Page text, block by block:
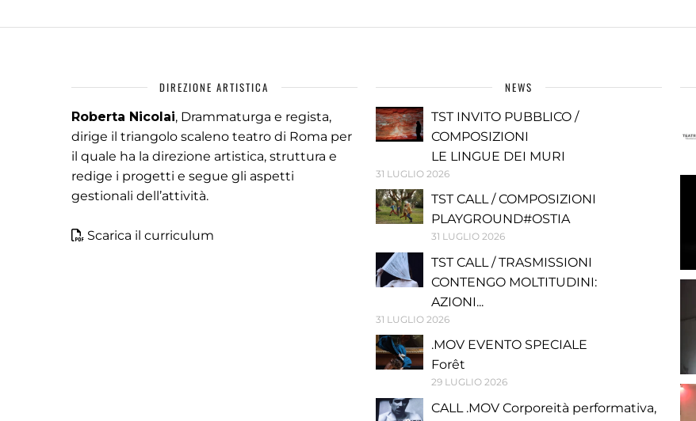
DIREZIONE ARTISTICA
Roberta Nicolai, Drammaturga e regista,
dirige il triangolo scaleno teatro di Roma per
il quale ha la direzione artistica, struttura e
redige i progetti e segue gli aspetti
gestionali dell’attività.
Scarica il curriculum
NEWS
TST INVITO PUBBLICO /
COMPOSIZIONI
LE LINGUE DEI MURI
31 LUGLIO 2026
TST CALL / COMPOSIZIONI
PLAYGROUND#OSTIA
31 LUGLIO 2026
TST CALL / TRASMISSIONI
CONTENGO MOLTITUDINI:
AZIONI...
31 LUGLIO 2026
.MOV EVENTO SPECIALE
Forêt
29 LUGLIO 2026
CALL .MOV Corporeità performativa,